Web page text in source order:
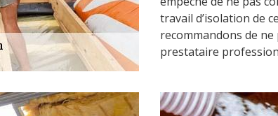
travail d’isolation de
recommandons de
prestataire